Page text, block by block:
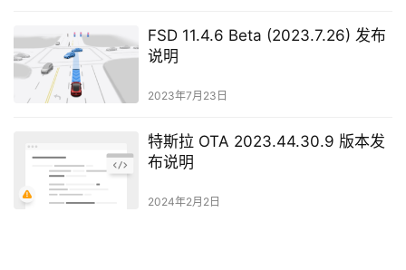
FSD 11.4.6 Beta (2023.7.26) 发布
说明
2023年7月23日
特斯拉 OTA 2023.44.30.9 版本发
布说明
2024年2月2日